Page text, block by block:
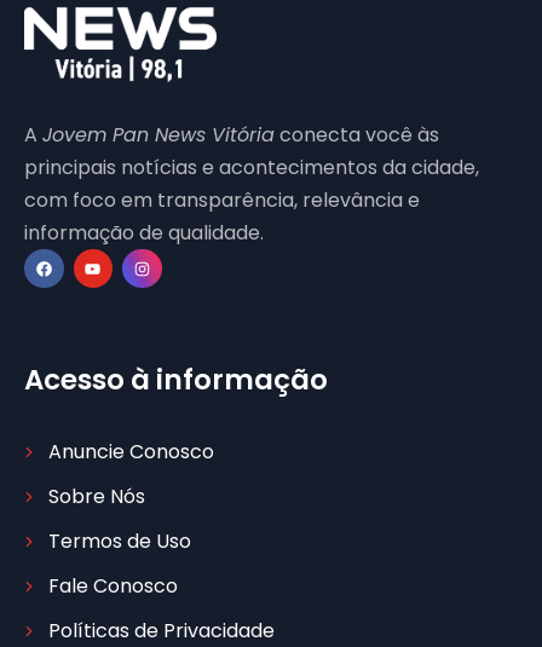
A Jovem Pan News Vitóriaconecta você às
principais notícias e acontecimentos da cidade,
com foco em transparência, relevância e
informação de qualidade.
Acesso à informação
Anuncie Conosco
Sobre Nós
Termos de Uso
Fale Conosco
Políticas de Privacidade